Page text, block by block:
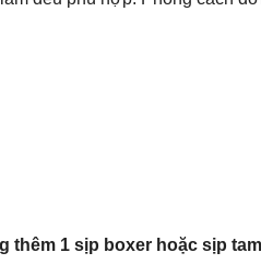
thêm 1 sịp boxer hoặc sịp